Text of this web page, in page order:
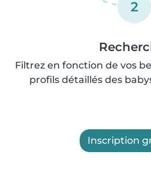
2
Filtrez en fonction de vos
profils détaillés des
Inscription